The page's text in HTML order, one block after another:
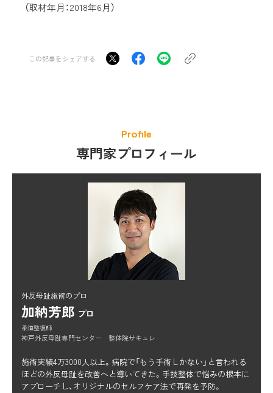
（取材年月：2018年6月）
この記事をシェアする
Profile
専門家プロフィール
外反母趾施術のプロ
加納芳郎 プロ
柔道整復師
神戸外反母趾専門センター 整体院サキュレ
施術実績4万3000人以上。病院で「もう手術しかない」と言われる
ほどの外反母趾を改善へと導いてきた。手技整体で悩みの根本に
アプローチし、オリジナルのセルフケア法で再発を予防。